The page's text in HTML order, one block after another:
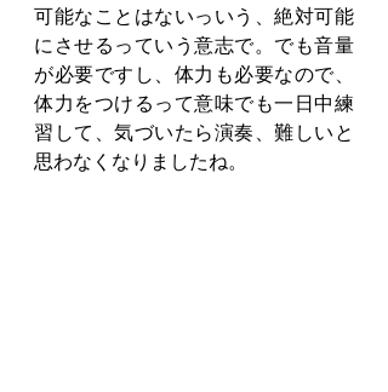
可能なことはないっいう、絶対可能
にさせるっていう意志で。でも音量
が必要ですし、体力も必要なので、
体力をつけるって意味でも一日中練
習して、気づいたら演奏、難しいと
思わなくなりましたね。